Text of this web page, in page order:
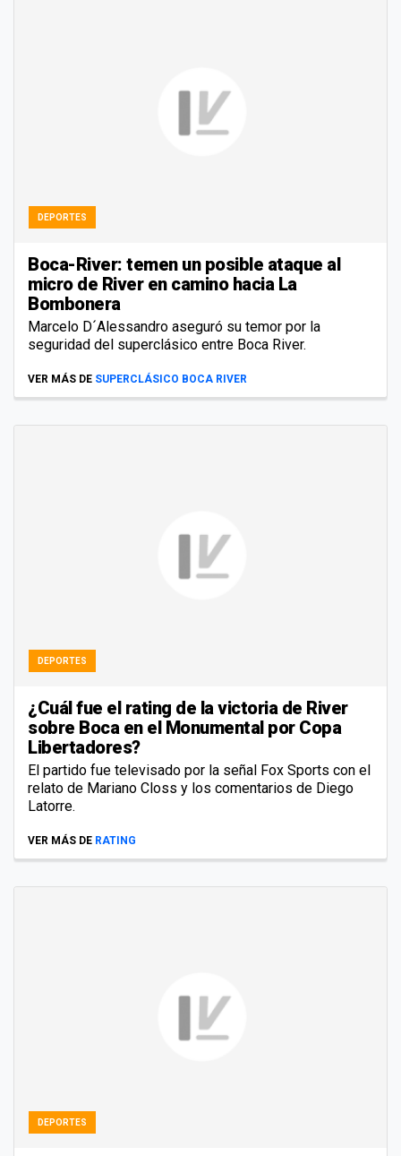
DEPORTES
Boca-River: temen un posible ataque al
micro de River en camino hacia La
Bombonera
Marcelo D´Alessandro aseguró su temor por la
seguridad del superclásico entre Boca River.
VER MÁS DE SUPERCLÁSICO BOCA RIVER
DEPORTES
¿Cuál fue el rating de la victoria de River
sobre Boca en el Monumental por Copa
Libertadores?
El partido fue televisado por la señal Fox Sports con el
relato de Mariano Closs y los comentarios de Diego
Latorre.
VER MÁS DE RATING
DEPORTES